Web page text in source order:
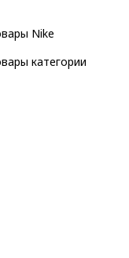
Nike
категории